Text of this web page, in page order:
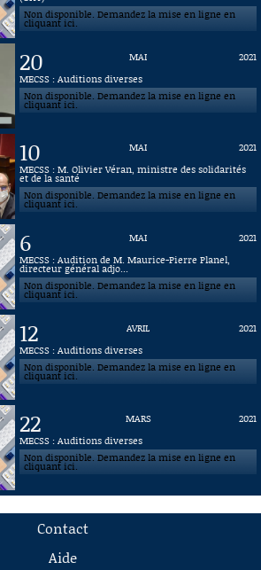
Non disponible. Demandez la mise en ligne en
cliquant ici.
20 MAI
2021
MECSS : Auditions diverses
Non disponible. Demandez la mise en ligne en
cliquant ici.
10 MAI
2021
MECSS : M. Olivier Véran, ministre des solidarités
et de la santé
Non disponible. Demandez la mise en ligne en
cliquant ici.
6 MAI
2021
MECSS : Audition de M. Maurice-Pierre Planel,
directeur général adjo...
Non disponible. Demandez la mise en ligne en
cliquant ici.
12 AVRIL
2021
MECSS : Auditions diverses
Non disponible. Demandez la mise en ligne en
cliquant ici.
22 MARS
2021
MECSS : Auditions diverses
Non disponible. Demandez la mise en ligne en
cliquant ici.
Contact
Aide